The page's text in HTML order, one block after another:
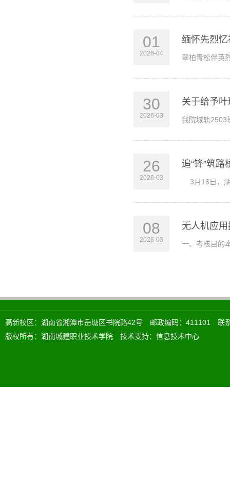
01
2026-04
缅怀先烈
翠柏青松伴英
30
2026-03
关于给予
我院城轨2503
26
2026-03
追“锋”筑路
3月18日，湖
08
2026-03
无人机应
一、考核目的
高新校区：湖南省湘潭市岳塘区书院路42号 邮政编码：411101 联
版权所有：湖南城建职业技术学院 技术支持：信息技术中心